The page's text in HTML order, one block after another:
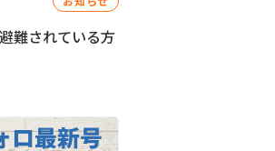
難されている方